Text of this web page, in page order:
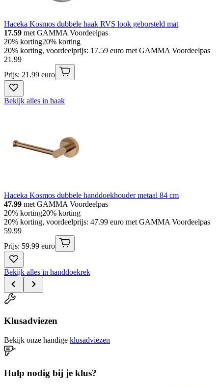
Haceka Kosmos dubbele haak RVS look geborsteld mat
17.59 met GAMMA Voordeelpas
20% korting20% korting
20% korting, voordeelprijs: 17.59 euro met GAMMA Voordeelpas
21 .99
Prijs: 21.99 euro
Bekijk alles in haak
Haceka Kosmos dubbele handdoekhouder metaal 84 cm
47.99 met GAMMA Voordeelpas
20% korting20% korting
20% korting, voordeelprijs: 47.99 euro met GAMMA Voordeelpas
59.99
Prijs: 59.99 euro
Bekijk alles in handdoekrek
Klusadviezen
Bekijk onze handige klusadviezen
Hulp nodig bij je klus?